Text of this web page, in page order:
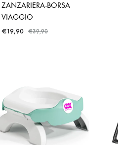
ZANZARIERA-BORSA
VIAGGIO
€19,90 €39,90